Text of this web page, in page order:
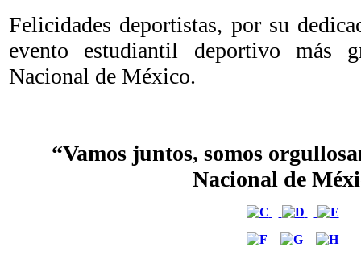
Felicidades deportistas, por su
evento estudiantil deportivo más
Nacional de México.
“Vamos juntos, somos
Nacional de